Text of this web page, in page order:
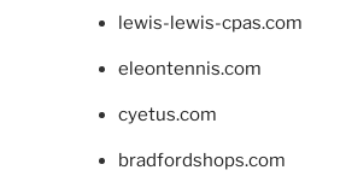
lewis-lewis-cpas.com
eleontennis.com
cyetus.com
bradfordshops.com